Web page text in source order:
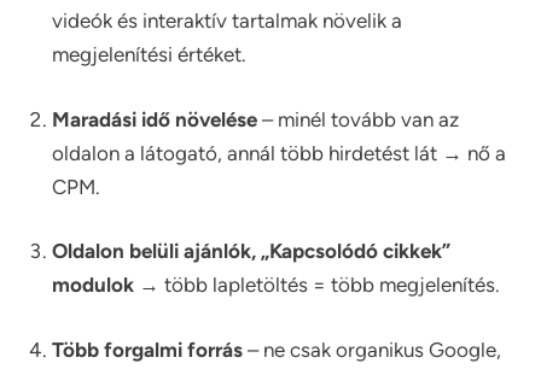
videók és interaktív tartalmak növelik a
megjelenítési értéket.
Maradási idő növelése – minél tovább van az
oldalon a látogató, annál több hirdetést lát → nő a
CPM.
Oldalon belüli ajánlók, „Kapcsolódó cikkek”
modulok → több lapletöltés = több megjelenítés.
Több forgalmi forrás – ne csak organikus Google,